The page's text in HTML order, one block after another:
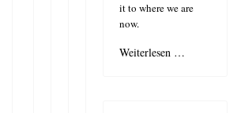
it to where we are
now.
Weiterlesen …